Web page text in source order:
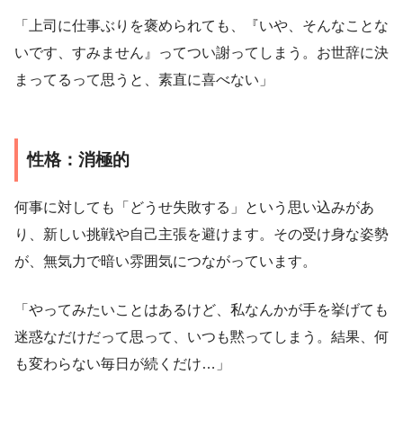
「上司に仕事ぶりを褒められても、『いや、そんなことな
いです、すみません』ってつい謝ってしまう。お世辞に決
まってるって思うと、素直に喜べない」
性格：消極的
何事に対しても「どうせ失敗する」という思い込みがあ
り、新しい挑戦や自己主張を避けます。その受け身な姿勢
が、無気力で暗い雰囲気につながっています。
「やってみたいことはあるけど、私なんかが手を挙げても
迷惑なだけだって思って、いつも黙ってしまう。結果、何
も変わらない毎日が続くだけ…」